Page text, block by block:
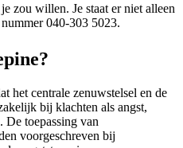
zou willen. Je staat er niet alleen
040-303 5023.
het centrale zenuwstelsel en de
bij klachten als angst,
De toepassing van
voorgeschreven bij